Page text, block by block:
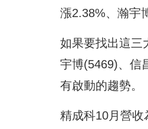
漲2.38%、瀚宇
如果要找出這三
宇博(5469)、信
有啟動的趨勢。
精成科10月營收